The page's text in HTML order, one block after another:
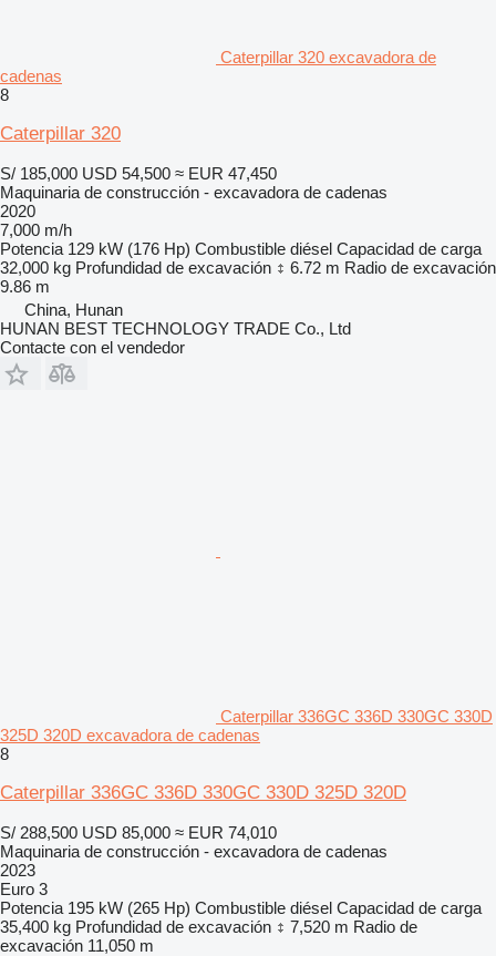
Caterpillar 320 excavadora de
cadenas
8
Caterpillar 320
S/ 185,000 USD 54,500 ≈ EUR 47,450
Maquinaria de construcción - excavadora de cadenas
2020
7,000 m/h
Potencia 129 kW (176 Hp) Combustible diésel Capacidad de carga
32,000 kg Profundidad de excavación 6.72 m Radio de excavación
9.86 m
China, Hunan
HUNAN BEST TECHNOLOGY TRADE Co., Ltd
Contacte con el vendedor
Caterpillar 336GC 336D 330GC 330D
325D 320D excavadora de cadenas
8
Caterpillar 336GC 336D 330GC 330D 325D 320D
S/ 288,500 USD 85,000 ≈ EUR 74,010
Maquinaria de construcción - excavadora de cadenas
2023
Euro 3
Potencia 195 kW (265 Hp) Combustible diésel Capacidad de carga
35,400 kg Profundidad de excavación 7,520 m Radio de
excavación 11,050 m